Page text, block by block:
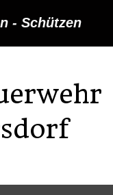
- Schützen